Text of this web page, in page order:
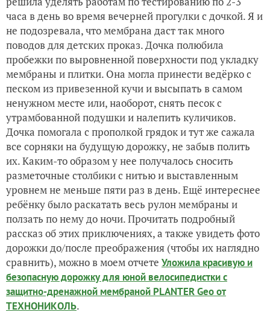
часа в день во время вечерней прогулки с дочкой. Я и
не подозревала, что мембрана даст так много
поводов для детских проказ. Дочка полюбила
пробежки по выровненной поверхности под укладку
мембраны и плитки. Она могла принести ведёрко с
песком из привезенной кучи и высыпать в самом
ненужном месте или, наоборот, снять песок с
утрамбованной подушки и налепить куличиков.
Дочка помогала с прополкой грядок и тут же сажала
все сорняки на будущую дорожку, не забыв полить
их. Каким-то образом у нее получалось сносить
разметочные столбики с нитью и выставленным
уровнем не меньше пяти раз в день. Ещё интереснее
ребёнку было раскатать весь рулон мембраны и
ползать по нему до ночи. Прочитать подробный
рассказ об этих приключениях, а также увидеть фото
дорожки до/после преображения (чтобы их наглядно
сравнить), можно в моем отчете Уложила красивую и
безопасную дорожку для юной велосипедистки с
защитно-дренажной мембраной PLANTER Geo от
ТЕХНОНИКОЛЬ.